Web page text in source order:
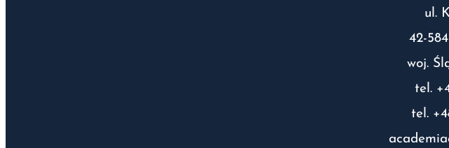
ul.
42-
woj.
tel.
tel.